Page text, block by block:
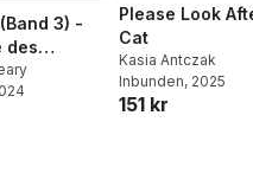
3) -
des
Please Look
Cat
Kasia Antczak
Inbunden, 2025
151 kr